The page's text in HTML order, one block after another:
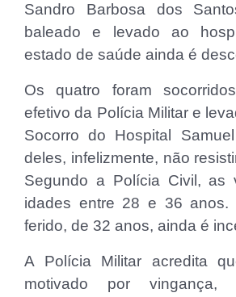
Sandro Barbosa dos
baleado e levado ao
estado de saúde ainda é
Os quatro foram
efetivo da Polícia Militar e
Socorro do Hospital
deles, infelizmente, não
Segundo a Polícia Civil, as
idades entre 28 e 36 anos.
ferido, de 32 anos, ainda é
A Polícia Militar acredita
motivado por vingança,